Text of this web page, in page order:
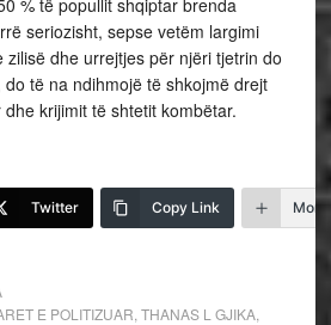
% të popullit shqiptar brenda
seriozisht, sepse vetëm largimi
zilisë dhe urrejtjes për njëri tjetrin do
të na ndihmojë të shkojmë drejt
krijimit të shtetit kombëtar.
Twitter Copy Link More
E POLITIZUAR THANAS L GJIKA,